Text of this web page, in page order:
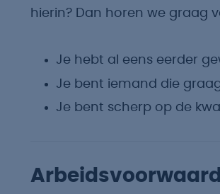
hierin? Dan horen we graag
Je hebt al eens eerder
Je bent iemand die
Je bent scherp op de